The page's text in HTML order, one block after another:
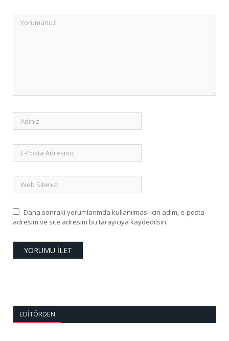
Daha sonraki yorumlarımda kullanılması için adım, e-posta
adresim ve site adresim bu tarayıcıya kaydedilsin.
EDITÖRDEN